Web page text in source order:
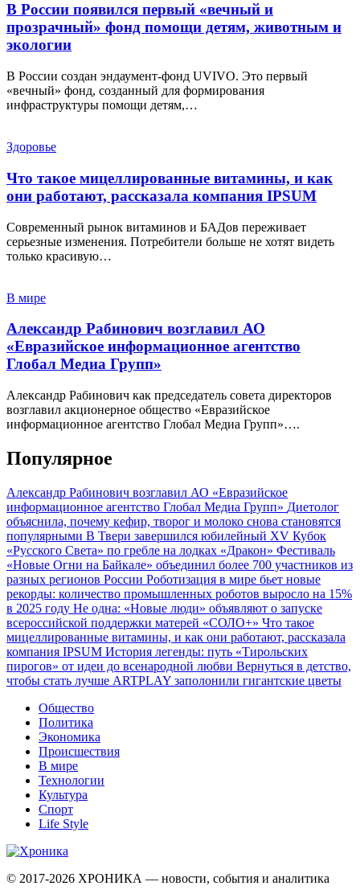
В России появился первый «вечный и
прозрачный» фонд помощи детям, животным и
экологии
В России создан эндаумент-фонд UVIVO. Это первый
«вечный» фонд, созданный для формирования
инфраструктуры помощи детям,…
Здоровье
Что такое мицеллированные витамины, и как
они работают, рассказала компания IPSUM
Современный рынок витаминов и БАДов переживает
серьезные изменения. Потребители больше не хотят видеть
только красивую…
В мире
Александр Рабинович возглавил АО
«Евразийское информационное агентство
Глобал Медиа Групп»
Александр Рабинович как председатель совета директоров
возглавил акционерное общество «Евразийское
информационное агентство Глобал Медиа Групп»….
Популярное
Александр Рабинович возглавил АО «Евразийское
информационное агентство Глобал Медиа Групп» Диетолог
объяснила, почему кефир, творог и молоко снова становятся
популярными В Твери завершился юбилейный XV Кубок
«Русского Света» по гребле на лодках «Дракон» Фестиваль
«Новые Огни на Байкале» объединил более 700 участников из
разных регионов России Роботизация в мире бьет новые
рекорды: количество промышленных роботов выросло на 15%
в 2025 году Не одна: «Новые люди» объявляют о запуске
всероссийской поддержки матерей «СОЛО+» Что такое
мицеллированные витамины, и как они работают, рассказала
компания IPSUM История легенды: путь «Тирольских
пирогов» от идеи до всенародной любви Вернуться в детство,
чтобы стать лучше ARTPLAY заполонили гигантские цветы
Общество
Политика
Экономика
Происшествия
В мире
Технологии
Культура
Спорт
Life Style
© 2017-2026 ХРОНИКА — новости, события и аналитика